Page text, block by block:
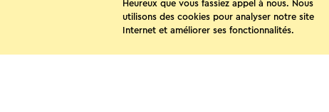
Heureux que vous fassiez appel à nous. Nous
utilisons des cookies pour analyser notre site
Internet et améliorer ses fonctionnalités.